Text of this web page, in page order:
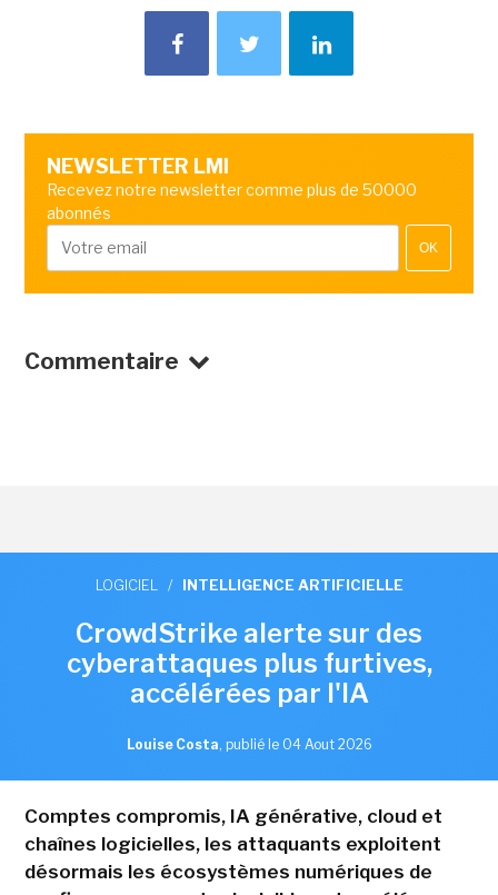
NEWSLETTER LMI
Recevez notre newsletter comme plus de 50000
abonnés
OK
Commentaire
LOGICIEL / INTELLIGENCE ARTIFICIELLE
CrowdStrike alerte sur des
cyberattaques plus furtives,
accélérées par l'IA
Louise Costa, publié le 04 Aout 2026
Comptes compromis, IA générative, cloud et
chaînes logicielles, les attaquants exploitent
désormais les écosystèmes numériques de